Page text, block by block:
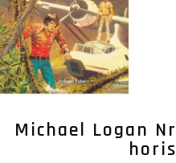
Michael Logan